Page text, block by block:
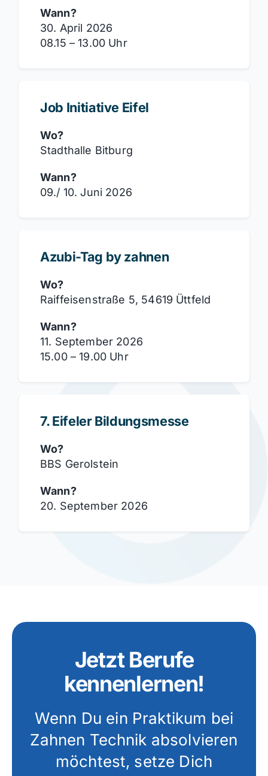
Wann?
30. April 2026
08.15 – 13.00 Uhr
Job Initiative Eifel
Wo?
Stadthalle Bitburg
Wann?
09./ 10. Juni 2026
Azubi-Tag by zahnen
Wo?
Raiffeisenstraße 5, 54619 Üttfeld
Wann?
11. September 2026
15.00 – 19.00 Uhr
7. Eifeler Bildungsmesse
Wo?
BBS Gerolstein
Wann?
20. September 2026
Jetzt Berufe
kennenlernen!
Wenn Du ein Praktikum bei
Zahnen Technik absolvieren
möchtest, setze Dich